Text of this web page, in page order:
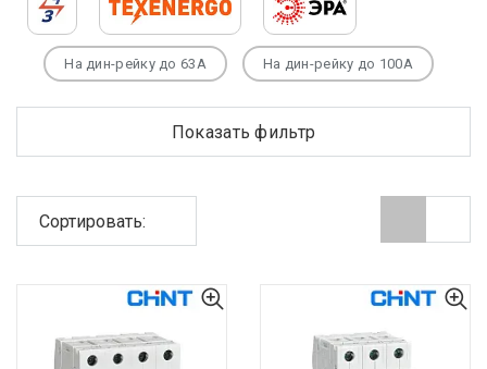
На дин-рейку до 63А На дин-рейку до 100А
Показать фильтр
Сортировать: